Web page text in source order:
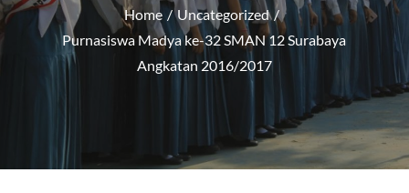
Home
Uncategorized
Purnasiswa Madya ke-32 SMAN 12 Surabaya
Angkatan 2016/2017